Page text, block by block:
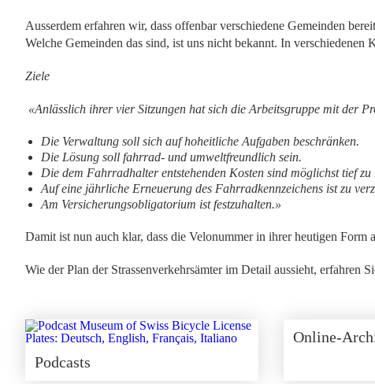
Ausserdem erfahren wir, dass offenbar verschiedene Gemeinden
Welche Gemeinden das sind, ist uns nicht bekannt. In
Ziele
«Anlässlich ihrer vier Sitzungen hat sich die Arbeitsgruppe mit der
Die Verwaltung soll sich auf hoheitliche Aufgaben beschränken.
Die Lösung soll fahrrad- und umweltfreundlich sein.
Die dem Fahrradhalter entstehenden Kosten sind möglichst tief zu
Auf eine jährliche Erneuerung des Fahrradkennzeichens ist zu
Am Versicherungsobligatorium ist festzuhalten.»
Damit ist nun auch klar, dass die Velonummer in ihrer heutigen
Wie der Plan der Strassenverkehrsämter im Detail aussieht, erfahren
Podcasts
Online-